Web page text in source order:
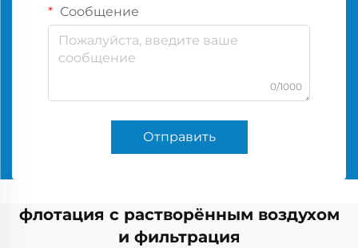
Сообщение
0/1000
Отправить
флотация с растворённым воздухом
и фильтрация